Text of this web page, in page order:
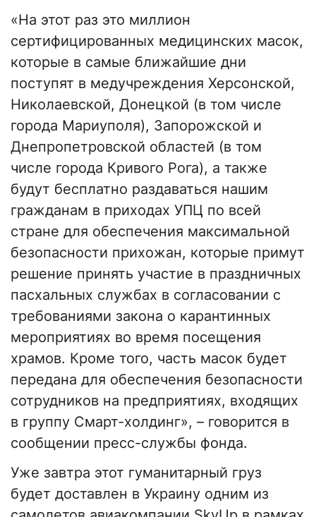
«На этот раз это миллион
сертифицированных медицинских масок,
которые в самые ближайшие дни
поступят в медучреждения Херсонской,
Николаевской, Донецкой (в том числе
города Мариуполя), Запорожской и
Днепропетровской областей (в том
числе города Кривого Рога), а также
будут бесплатно раздаваться нашим
гражданам в приходах УПЦ по всей
стране для обеспечения максимальной
безопасности прихожан, которые примут
решение принять участие в праздничных
пасхальных службах в согласовании с
требованиями закона о карантинных
мероприятиях во время посещения
храмов. Кроме того, часть масок будет
передана для обеспечения безопасности
сотрудников на предприятиях, входящих
в группу Смарт-холдинг», – говорится в
сообщении пресс-службы фонда.
Уже завтра этот гуманитарный груз
будет доставлен в Украину одним из